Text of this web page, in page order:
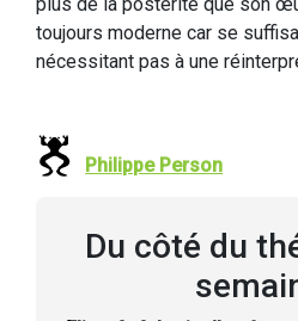
toujours moderne car se
nécessitant pas à une
Philippe Person
Du côté du